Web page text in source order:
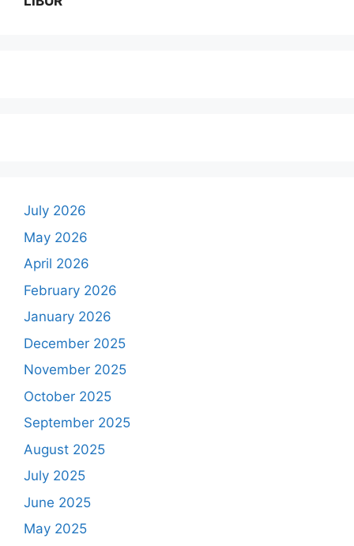
July 2026
May 2026
April 2026
February 2026
January 2026
December 2025
November 2025
October 2025
September 2025
August 2025
July 2025
June 2025
May 2025